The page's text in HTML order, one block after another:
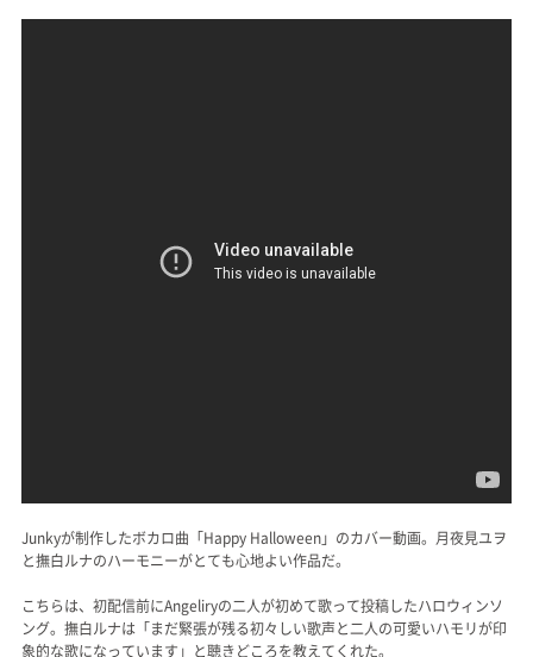
Junkyが制作したボカロ曲「Happy Halloween」のカバー動画。月夜見ユヲ
と撫白ルナのハーモニーがとても心地よい作品だ。
こちらは、初配信前にAngeliryの二人が初めて歌って投稿したハロウィンソ
ング。撫白ルナは「まだ緊張が残る初々しい歌声と二人の可愛いハモリが印
象的な歌になっています」と聴きどころを教えてくれた。